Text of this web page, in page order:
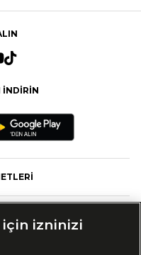
İNDİRİN
izninizi